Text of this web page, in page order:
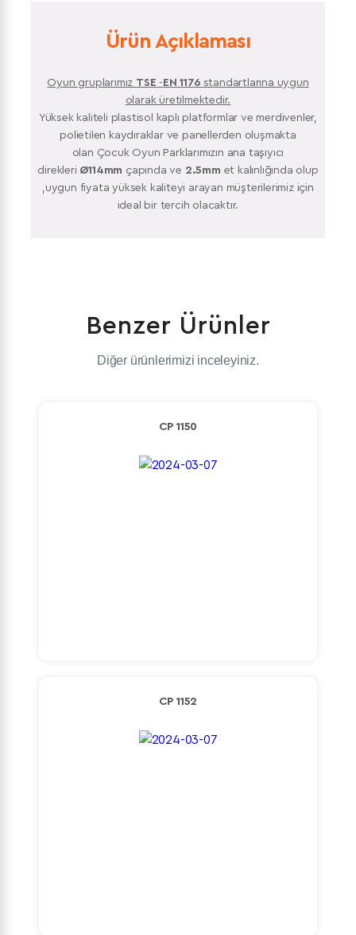
Ürün Açıklaması
Oyun gruplarımız TSE - EN 1176 standartlarına uygun
olarak üretilmektedir.
Yüksek kaliteli plastisol kaplı platformlar ve merdivenler,
polietilen kaydıraklar ve panellerden oluşmakta
olan Çocuk Oyun Parklarımızın ana taşıyıcı
direkleri Ø114mm çapında ve 2.5mm et kalınlığında olup
,uygun fiyata yüksek kaliteyi arayan müşterilerimiz için
ideal bir tercih olacaktır.
Benzer Ürünler
Diğer ürünlerimizi inceleyiniz.
CP 1150
CP 1152